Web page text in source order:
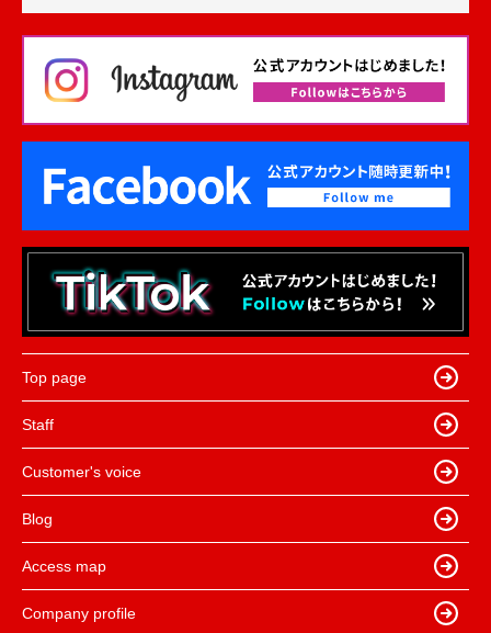
Top page
Staff
Customer's voice
Blog
Access map
Company profile